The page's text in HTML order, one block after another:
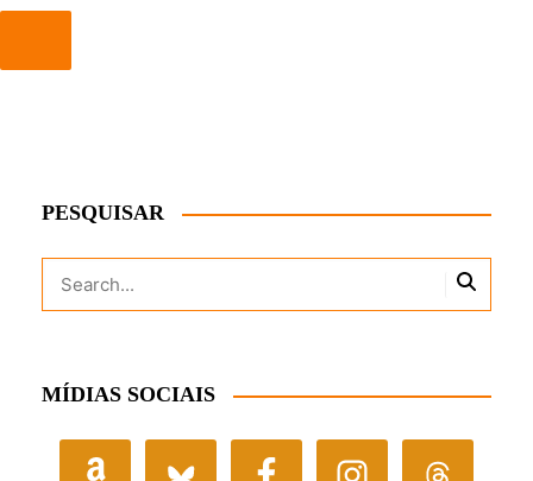
PESQUISAR
MÍDIAS SOCIAIS